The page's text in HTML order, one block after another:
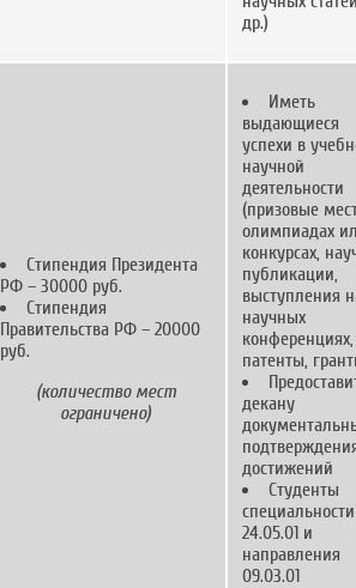
др.)
Стипендия Президента
РФ – 30000 руб.
Стипендия
Правительства РФ – 20000
руб.
(количество мест
ограничено)
Иметь
выдающиеся
успехи в
научной
деятельности
(призовые
олимпиадах
конкурсах,
публикации,
выступления
научных
конференциях,
патенты,
декану
достижений
Студенты
специальности
24.05.01 и
направления
09.03.01